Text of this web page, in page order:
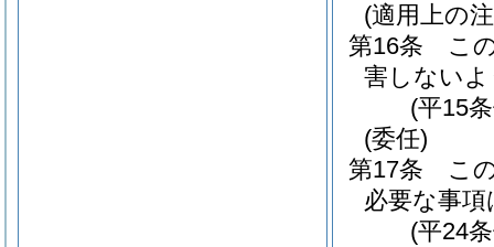
(適用上の
第16条
こ
害しない
(平15
(委任)
第17条
こ
必要な事
(平24